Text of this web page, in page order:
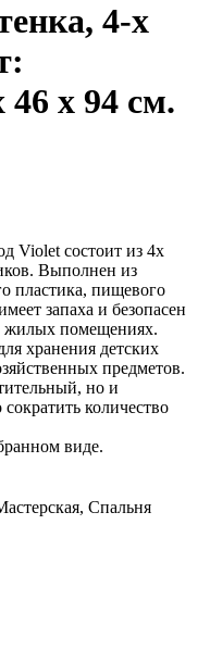
4-х
х 94 см.
Violet состоит из 4х
Выполнен из
пластика, пищевого
запаха и безопасен
жилых помещениях.
хранения детских
предметов.
но и
количество
виде.
Спальня